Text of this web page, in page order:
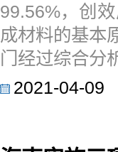
99.56%，创
成材料的基本
门经过综合分
2021-04-09